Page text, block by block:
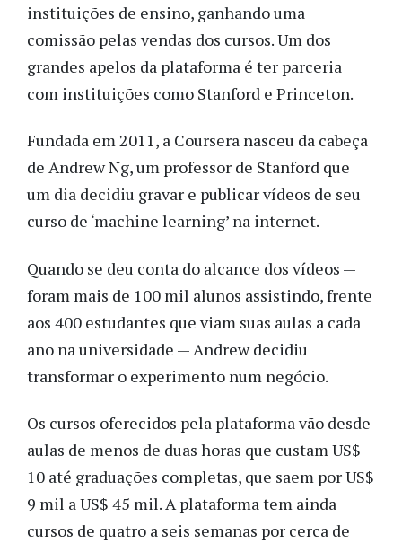
instituições de ensino, ganhando uma
comissão pelas vendas dos cursos. Um dos
grandes apelos da plataforma é ter parceria
com instituições como Stanford e Princeton.
Fundada em 2011, a Coursera nasceu da cabeça
de Andrew Ng, um professor de Stanford que
um dia decidiu gravar e publicar vídeos de seu
curso de ‘machine learning’ na internet.
Quando se deu conta do alcance dos vídeos —
foram mais de 100 mil alunos assistindo, frente
aos 400 estudantes que viam suas aulas a cada
ano na universidade — Andrew decidiu
transformar o experimento num negócio.
Os cursos oferecidos pela plataforma vão desde
aulas de menos de duas horas que custam US$
10 até graduações completas, que saem por US$
9 mil a US$ 45 mil. A plataforma tem ainda
cursos de quatro a seis semanas por cerca de